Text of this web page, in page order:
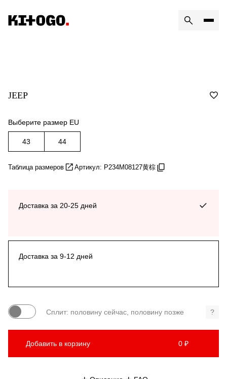
JEEP
Выберите размер EU
43 44
Таблица размеров Артикул: P234M08127黄棕
Доставка за 20-25 дней
Доставка за 9-12 дней
Сплит: половину сейчас, половину позже ?
Добавить в корзину 0 ₽